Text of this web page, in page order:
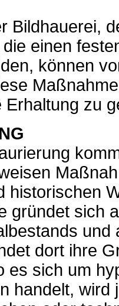
Bildhauerei,
einen
können
Erhaltung zu
historischen
gründet sich
und
dort ihre
es sich um
handelt, wird